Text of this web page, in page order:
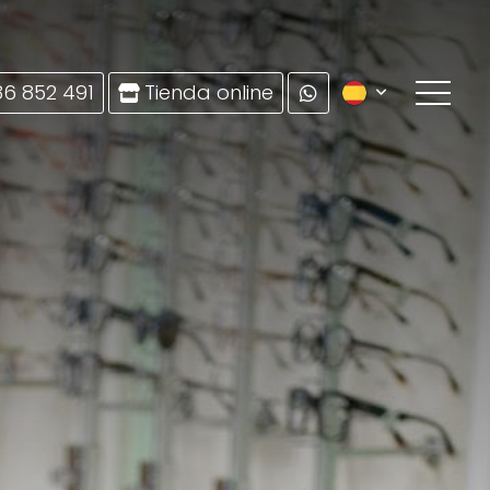
852 491 Tienda online